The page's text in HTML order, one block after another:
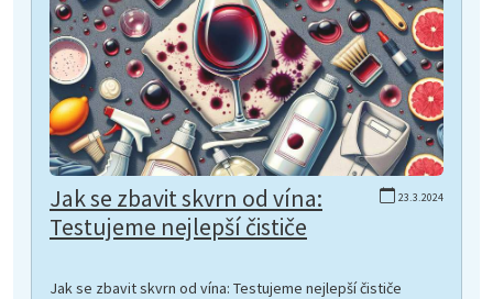
23.3.2024
Jak se zbavit skvrn od vína:
Testujeme nejlepší čističe
Jak se zbavit skvrn od vína: Testujeme nejlepší čističe